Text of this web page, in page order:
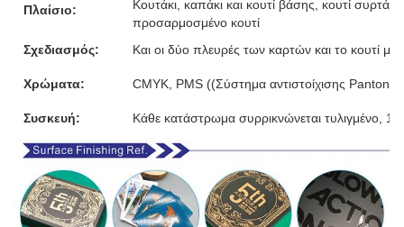
Πλαίσιο:
Κουτάκι, καπάκι και κουτί βάσης, κουτί
προσαρμοσμένο κουτί
Σχεδιασμός:
Και οι δύο πλευρές των καρτών και το κουτί
Χρώματα: CMYK, PMS ((Σύστημα αντιστοίχισης Pantone)
Συσκευή: Κάθε κατάστρωμα συρρικνώνεται τυλιγμένο,